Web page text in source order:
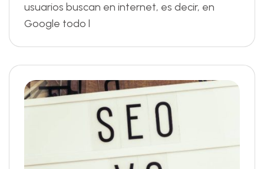
usuarios buscan en internet, es decir, en
Google todo l